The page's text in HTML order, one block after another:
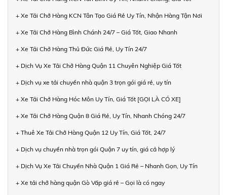
+ Xe Tải Chở Hàng KCN Tân Tạo Giá Rẻ Uy Tín, Nhận Hàng Tận Nơi
+ Xe Tải Chở Hàng Bình Chánh 24/7 – Giá Tốt, Giao Nhanh
+ Xe Tải Chở Hàng Thủ Đức Giá Rẻ, Uy Tín 24/7
+ Dịch Vụ Xe Tải Chở Hàng Quận 11 Chuyên Nghiệp Giá Tốt
+ Dịch vụ xe tải chuyển nhà quận 3 trọn gói giá rẻ, uy tín
+ Xe Tải Chở Hàng Hóc Môn Uy Tín, Giá Tốt [GỌI LÀ CÓ XE]
+ Xe Tải Chở Hàng Quận 8 Giá Rẻ, Uy Tín, Nhanh Chóng 24/7
+ Thuê Xe Tải Chở Hàng Quận 12 Uy Tín, Giá Tốt, 24/7
+ Dịch vụ chuyển nhà trọn gói Quận 7 uy tín, giá cả hợp lý
+ Dịch Vụ Xe Tải Chuyển Nhà Quận 1 Giá Rẻ – Nhanh Gọn, Uy Tín
+ Xe tải chở hàng quận Gò Vấp giá rẻ – Gọi là có ngay